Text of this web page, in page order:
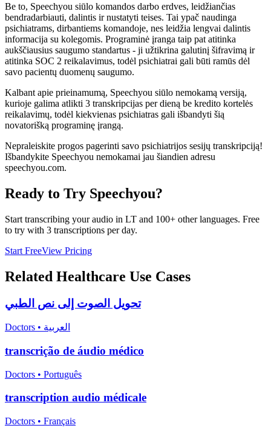
Be to, Speechyou siūlo komandos darbo erdves, leidžiančias
bendradarbiauti, dalintis ir nustatyti teises. Tai ypač naudinga
psichiatrams, dirbantiems komandoje, nes leidžia lengvai dalintis
informacija su kolegomis. Programinė įranga taip pat atitinka
aukščiausius saugumo standartus - ji užtikrina galutinį šifravimą ir
atitinka SOC 2 reikalavimus, todėl psichiatrai gali būti ramūs dėl
savo pacientų duomenų saugumo.
Kalbant apie prieinamumą, Speechyou siūlo nemokamą versiją,
kurioje galima atlikti 3 transkripcijas per dieną be kredito kortelės
reikalavimų, todėl kiekvienas psichiatras gali išbandyti šią
novatorišką programinę įrangą.
Nepraleiskite progos pagerinti savo psichiatrijos sesijų transkripciją!
Išbandykite Speechyou nemokamai jau šiandien adresu
speechyou.com.
Ready to Try Speechyou?
Start transcribing your audio in LT and 100+ other languages. Free
to try with 3 transcriptions per day.
Start FreeView Pricing
Related Healthcare Use Cases
تحويل الصوت إلى نص الطبي
Doctors • العربية
transcrição de áudio médico
Doctors • Português
transcription audio médicale
Doctors • Français